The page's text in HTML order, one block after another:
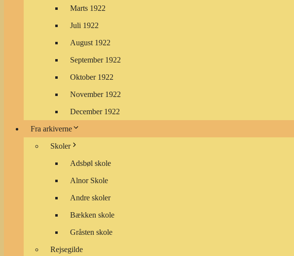
Marts 1922
Juli 1922
August 1922
September 1922
Oktober 1922
November 1922
December 1922
Fra arkiverne
Skoler
Adsbøl skole
Alnor Skole
Andre skoler
Bækken skole
Gråsten skole
Rejsegilde